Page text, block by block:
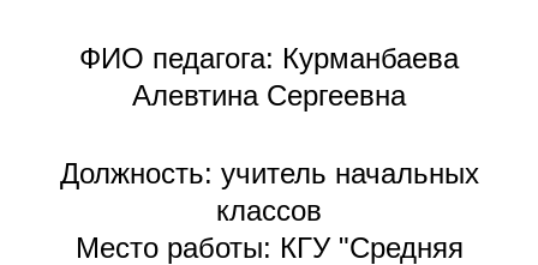
ФИО педагога: Курманбаева
Алевтина Сергеевна
Должность: учитель начальных
классов
Место работы: КГУ "Средняя